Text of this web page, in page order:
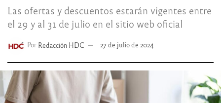
Las ofertas y descuentos estarán vigentes entre
el 29 y al 31 de julio en el sitio web oficial
Por Redacción HDC 27 de julio de 2024